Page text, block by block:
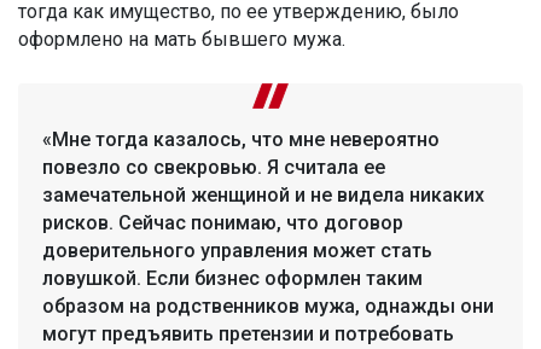
тогда как имущество, по ее утверждению, было
оформлено на мать бывшего мужа.
«Мне тогда казалось, что мне невероятно
повезло со свекровью. Я считала ее
замечательной женщиной и не видела никаких
рисков. Сейчас понимаю, что договор
доверительного управления может стать
ловушкой. Если бизнес оформлен таким
образом на родственников мужа, однажды они
могут предъявить претензии и потребовать